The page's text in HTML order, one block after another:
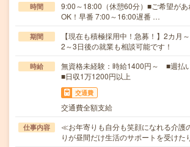
時間
9:00～18:00（休憩60分）■ご希望があ
OK！早番 7:00～16:00遅番 …
期間
【現在も積極採用中！急募！】2カ
2～3日後の就業も相談可能です！
時給
無資格未経験：時給1400円～ ■週
■日収1万1200円以上
交通費
交通費全額支給
仕事内容
≪お年寄りも自分も笑顔になれる介
りが昼間だけ生活のサポートを受け